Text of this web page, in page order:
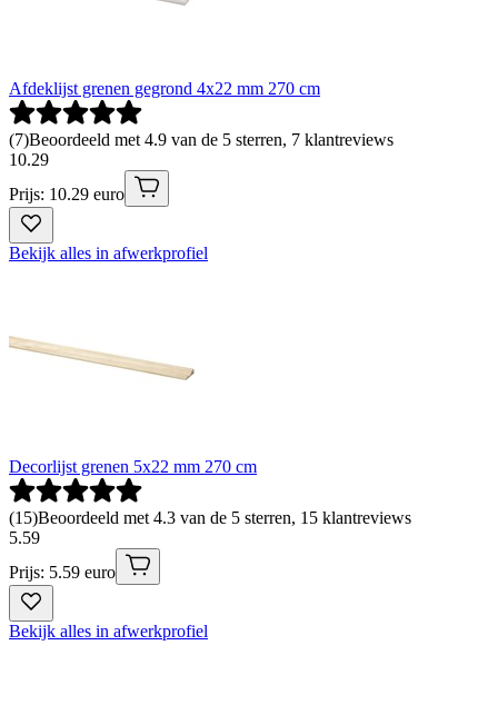
Afdeklijst grenen gegrond 4x22 mm 270 cm
(7)Beoordeeld met 4.9 van de 5 sterren, 7 klantreviews
10.29
Prijs: 10.29 euro
Bekijk alles in afwerkprofiel
Decorlijst grenen 5x22 mm 270 cm
(15)Beoordeeld met 4.3 van de 5 sterren, 15 klantreviews
5.59
Prijs: 5.59 euro
Bekijk alles in afwerkprofiel